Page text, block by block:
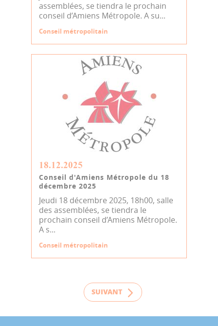
assemblées, se tiendra le prochain
conseil d’Amiens Métropole. A su...
Conseil métropolitain
18.12.2025
Conseil d'Amiens Métropole du 18
décembre 2025
Jeudi 18 décembre 2025, 18h00, salle
des assemblées, se tiendra le
prochain conseil d’Amiens Métropole.
A s...
Conseil métropolitain
SUIVANT